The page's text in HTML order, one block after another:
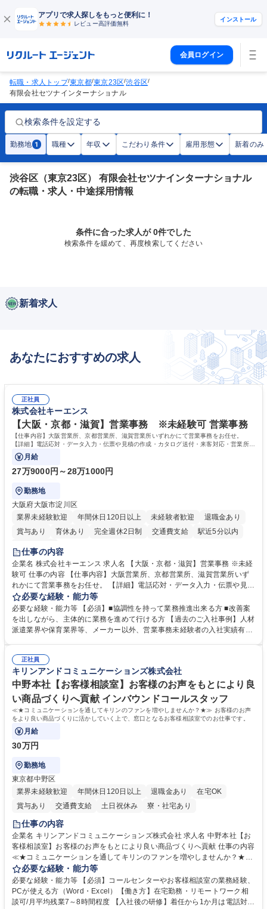
アプリで求人探しをもっと便利に！
レビュー高評価無料
インストール
会員ログイン
転職・求人トップ/東京都/東京23区/渋谷区/
有限会社セツナインターナショナル
検索条件を設定する
勤務地 1 職種 年収 こだわり条件 雇用形態 新着のみ
渋谷区（東京23区） 有限会社セツナインターナショナル
の転職・求人・中途採用情報
条件に合った求人が 0件でした
検索条件を緩めて、再度検索してください
新着求人
あなたにおすすめの求人
正社員
株式会社キーエンス
【大阪・京都・滋賀】営業事務 ※未経験可 営業事務
【仕事内容】大阪営業所、京都営業所、滋賀営業所いずれかにて営業事務をお任せ。
【詳細】電話応対・データ入力・伝票や見積の作成・カタログ送付・来客対応・営業所内
で発生する事務業務や業務改善をお任せ。
月給
27万9000円～28万1000円
勤務地
大阪府大阪市淀川区
業界未経験歓迎
年間休日120日以上 未経験者歓迎
退職金あり
賞与あり
育休あり 完全週休2日制 交通費支給
駅近5分以内
土日祝休み
仕事の内容
企業名 株式会社キーエンス 求人名 【大阪・京都・滋賀】営業事務 ※未経
験可 仕事の内容 【仕事内容】大阪営業所、京都営業所、滋賀営業所いず
れかにて営業事務をお任せ。 【詳細】電話応対・データ入力・伝票や見積
の作成・カタログ送付・来客対応・営業所内で発生する事務業務や業務改
善をお任せ。 【教育制度】ご入社後、育成担当とペアになりながらOJTに
て業務を覚えていただくことが可能です。業務システムがきちんと構築さ
れているため、スムーズに仕事に慣れることができる環境です。また、
募集職種 【大阪・京都・滋賀】営業事務 ※未経験可
必要な経験・能力等
必要な経験・能力等 【必須】■協調性を持って業務推進出来る方 ■改善案
を出しながら、主体的に業務を進めて行ける方 【過去のご入社事例】人材
派遣業界や保育業界等、メーカー以外、営業事務未経験者の入社実績有
えて、お客様や社員の状況に合わせ、能動的なサポート、改善の動きも期
待され。組織を支えるスペシャリストとして、チームに貢献し、結果的に
社員から頼られる存在になることができます。平均19:30の退勤以降の業
務の持ち帰りも禁止されており、メリハリのある働き方となります。 学
歴・資格 学歴：大学院 大学 高専 短大 語学力： 資格：
正社員
キリンアンドコミュニケーションズ株式会社
中野本社【お客様相談室】お客様のお声をもとにより良
い商品づくりへ貢献 インバウンドコールスタッフ
≪★コミュニケーションを通してキリンのファンを増やしませんか？★≫ お客様のお声
をより良い商品づくりに活かしていく上で、窓口となるお客様相談室でのお仕事です。
月給
30万円
勤務地
東京都中野区
業界未経験歓迎
年間休日120日以上 退職金あり
在宅OK
賞与あり
交通費支給 土日祝休み 寮・社宅あり
仕事の内容
企業名 キリンアンドコミュニケーションズ株式会社 求人名 中野本社【お
客様相談室】お客様のお声をもとにより良い商品づくりへ貢献 仕事の内容
≪★コミュニケーションを通してキリンのファンを増やしませんか？★≫
お客様のお声をより良い商品づくりに活かしていく上で、窓口となるお客
様相談室でのお仕事です。 日々お客様からいただくキリングループへのご
意見を、企業活動に活かしています。お客様からの声に迅速かつ誠意をも
って対応、情報提供するとともにグループ内活動に反映しています。 【具
必要な経験・能力等
必要な経験・能力等 【必須】コールセンターやお客様相談室の業務経験、
PCが使える方（Word・Excel）【働き方】在宅勤務・リモートワーク相
談可/月平均残業7～8時間程度 【入社後の研修】着任から1か月は電話対応